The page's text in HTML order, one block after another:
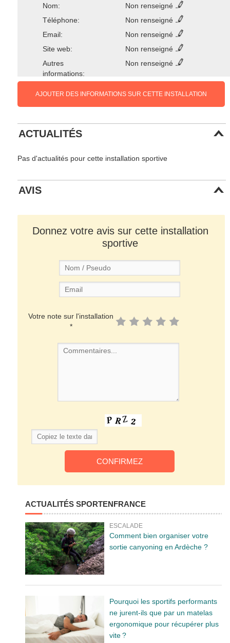
Nom:
Non renseigné
Téléphone:
Non renseigné
Email:
Non renseigné
Site web:
Non renseigné
Autres
informations:
Non renseigné
AJOUTER DES INFORMATIONS SUR CETTE INSTALLATION
ACTUALITÉS
Pas d'actualités pour cette installation sportive
AVIS
Donnez votre avis sur cette installation
sportive
Votre note sur l'installation
*
ACTUALITÉS SPORTENFRANCE
ESCALADE
Comment bien organiser votre
sortie canyoning en Ardèche ?
Pourquoi les sportifs performants
ne jurent-ils que par un matelas
ergonomique pour récupérer plus
vite ?